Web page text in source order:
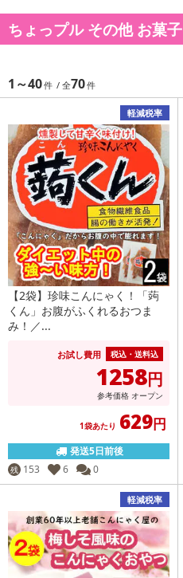
ちょっプル その他 お菓
1～40 70
軽減税率
【2袋】珍味こんにゃく！「蒟
くん」お腹がふくれるおつま
み！／...
お試し費用 税込・送料込
1258円
参考価格 オープン
1袋あたり 629円
発送5日前後
残 153 6 0
軽減税率